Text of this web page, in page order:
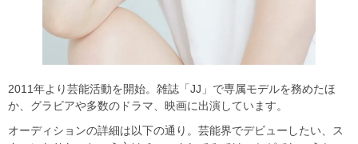
2011年より芸能活動を開始。雑誌「JJ」で専属モデルを務めたほ
か、グラビアや多数のドラマ、映画に出演しています。
オーディションの詳細は以下の通り。芸能界でデビューしたい、ス